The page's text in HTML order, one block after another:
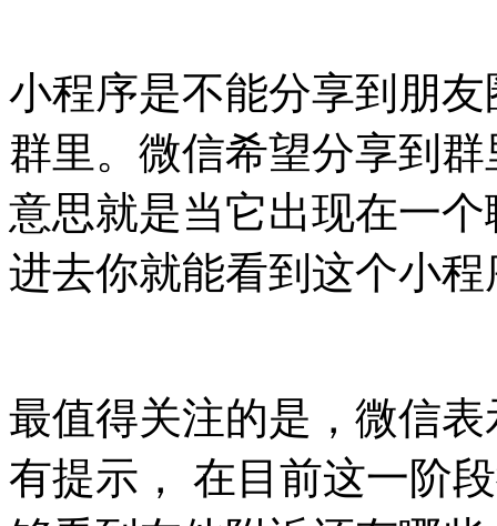
小程序是不能分享到朋
群里。微信希望分享到
意思就是当它出现在一
进去你就能看到这个小
最值得关注的是，微信
有提示， 在目前这一阶